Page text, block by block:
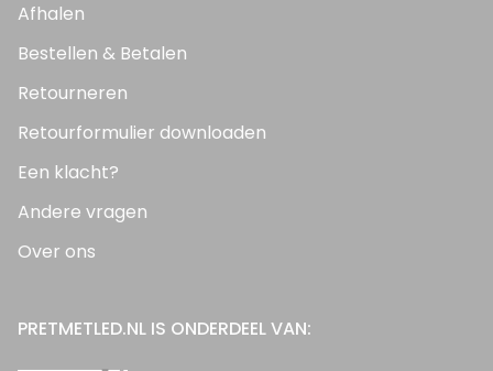
Afhalen
Bestellen & Betalen
Retourneren
Retourformulier downloaden
Een klacht?
Andere vragen
Over ons
PRETMETLED.NL IS ONDERDEEL VAN: